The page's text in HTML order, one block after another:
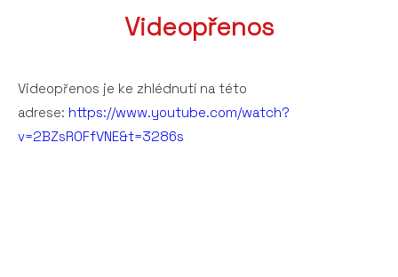
Videopřenos
Videopřenos je ke zhlédnutí na této
adrese: https://www.youtube.com/watch?
v=2BZsR0FfVNE&t=3286s